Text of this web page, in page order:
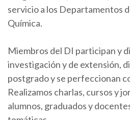
servicio a los Departamentos
Química.
Miembros del DI participan y
investigación y de extensión,
postgrado y se perfeccionan
Realizamos charlas, cursos y
alumnos, graduados y